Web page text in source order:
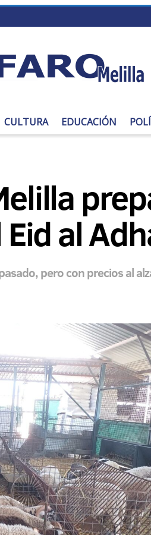
CULTURA EDUCACIÓN
al
pero con precios al